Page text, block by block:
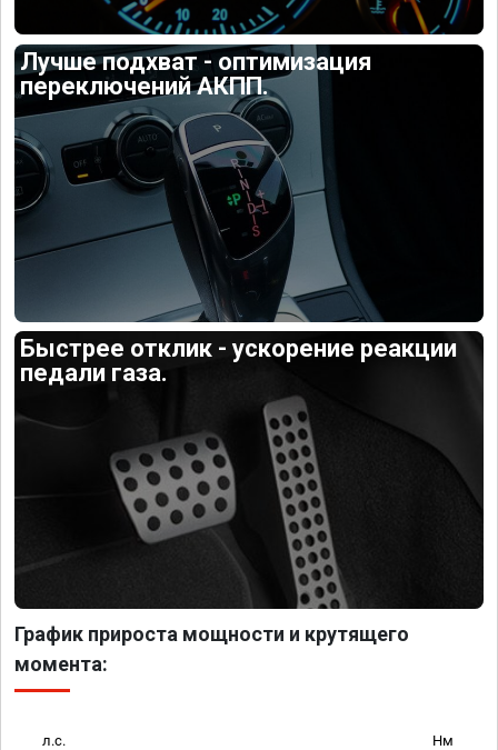
Лучше подхват - оптимизация
переключений АКПП.
Быстрее отклик - ускорение реакции
педали газа.
График прироста мощности и крутящего
момента:
л.с. Нм